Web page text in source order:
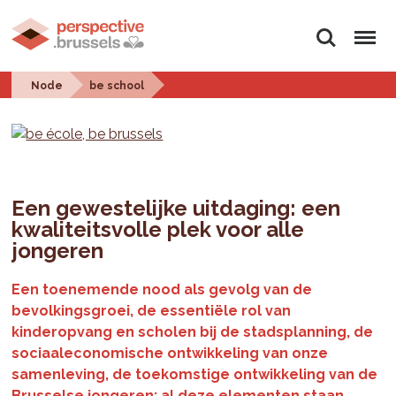
Search Menu
Node be school
Een gewestelijke uitdaging: een
kwaliteitsvolle plek voor alle
jongeren
Een toenemende nood als gevolg van de
bevolkingsgroei, de essentiële rol van
kinderopvang en scholen bij de stadsplanning, de
sociaaleconomische ontwikkeling van onze
samenleving, de toekomstige ontwikkeling van de